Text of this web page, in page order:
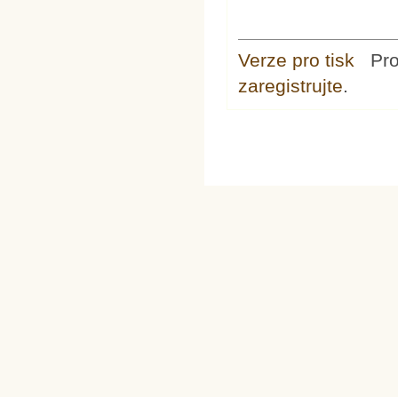
Verze pro tisk
zaregistrujte.